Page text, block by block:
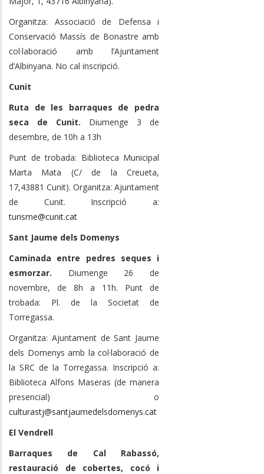
Organitza: Associació de Defensa i
Conservació Massís de Bonastre amb
col·laboració amb l’Ajuntament
d’Albinyana. No cal inscripció.
Cunit
Ruta de les barraques de pedra
seca de Cunit. Diumenge 3 de
desembre, de 10h a 13h
Punt de trobada: Biblioteca Municipal
Marta Mata (C/ de la Creueta,
17,43881 Cunit). Organitza: Ajuntament
de Cunit. Inscripció a:
turisme@cunit.cat
Sant Jaume dels Domenys
Caminada entre pedres seques i
esmorzar. Diumenge 26 de
novembre, de 8h a 11h. Punt de
trobada: Pl. de la Societat de
Torregassa.
Organitza: Ajuntament de Sant Jaume
dels Domenys amb la col·laboració de
la SRC de la Torregassa. Inscripció a:
Biblioteca Alfons Maseras (de manera
presencial) o
culturastj@santjaumedelsdomenys.cat
El Vendrell
Barraques de Cal Rabassó,
restauració de cobertes, cocó i